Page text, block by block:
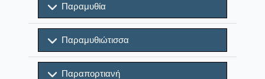
Παραμυθία
Παραμυθιώτισσα
Παραπορτιανή